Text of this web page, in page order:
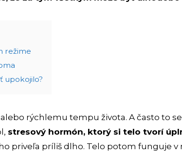
režime
upokojilo?
alebo rýchlemu tempu života. A často to
stresový hormón, ktorý si telo tvorí
priveľa príliš dlho. Telo potom funguje v